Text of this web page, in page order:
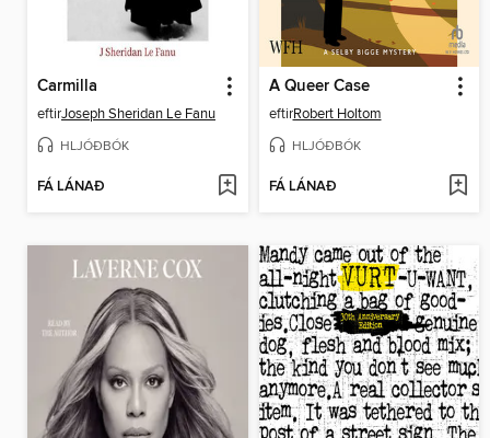
Carmilla
eftirJoseph Sheridan Le Fanu
HLJÓÐBÓK
FÁ LÁNAÐ
A Queer Case
eftirRobert Holtom
HLJÓÐBÓK
FÁ LÁNAÐ